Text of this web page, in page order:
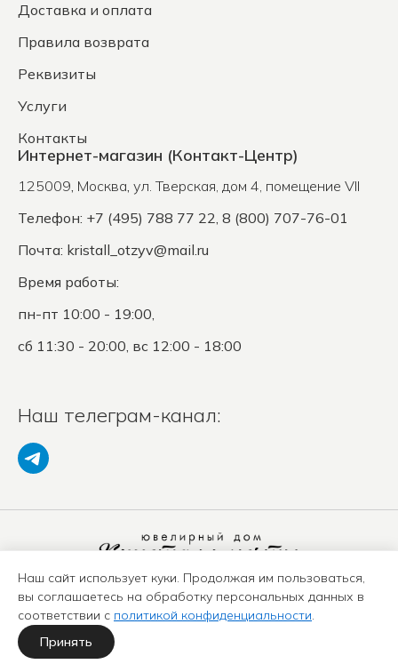
Доставка и оплата
Правила возврата
Реквизиты
Услуги
Контакты
Интернет-магазин (Контакт-Центр)
125009, Москва, ул. Тверская, дом 4, помещение VII
Телефон: +7 (495) 788 77 22, 8 (800) 707-76-01
Почта: kristall_otzyv@mail.ru
Время работы:
пн-пт 10:00 - 19:00,
сб 11:30 - 20:00, вс 12:00 - 18:00
Наш телеграм-канал:
Политика конфиденциальности
Положение о защите ПД
Оферта
Политика использования куки-файлов
Наш сайт использует куки. Продолжая им пользоваться,
вы соглашаетесь на обработку персональных данных в
соответствии с политикой конфиденциальности.
Принять